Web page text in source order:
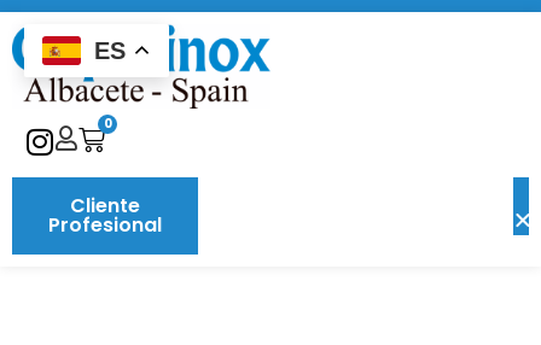
Cliente
Profesional
0
ES